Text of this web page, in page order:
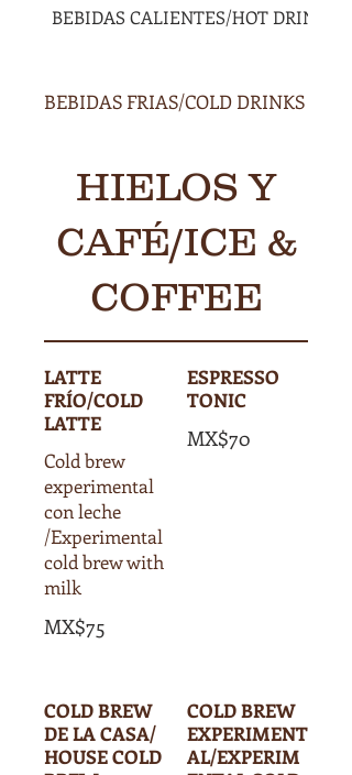
BEBIDAS CALIENTES/HOT DRINKS
BEBIDAS FRIAS/COLD DRINKS
HIELOS Y
CAFÉ/ICE &
COFFEE
LATTE
FRÍO/COLD
LATTE
Cold brew
experimental
con leche
/Experimental
cold brew with
milk
MX$75
ESPRESSO
TONIC
MX$70
COLD BREW
DE LA CASA/
HOUSE COLD
COLD BREW
EXPERIMENT
AL/EXPERIM